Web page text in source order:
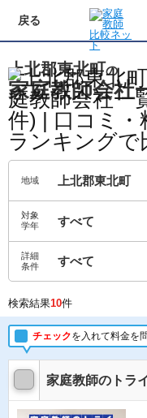
戻る
上北郡東北町の
家庭教師会社
地域 上北郡東北町
対象
学年
すべて
詳細
条件
すべて
検索結果10件
チェックを入れて料金を
家庭教師のトラ